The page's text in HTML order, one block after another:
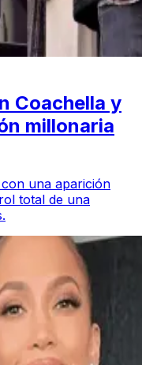
Coachella y
millonaria
una aparición
total de una